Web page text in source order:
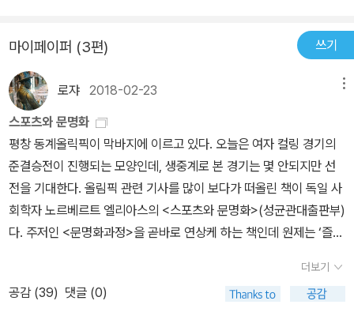
미시적 분석의 열쇠들로 제공되고, 또한 실증적으로 구체적인 자료들
이 그 객관성을 보증해 내고 있다. 9장부터 12장까지는 주로 현대 스
포츠와 폭력성(훌리거니즘) 문제에 주안한 에릭 더닝만의 저술이다.
엘리아스의 스포츠 사회학을 바탕으로, 그는 폭력과 문명과의 관계를
스포츠를 통해 분석한 결과들을 생산해 왔다. 특히 스포츠와 사회 구
조(사회 연대 방식), 스포츠와 젠더, 스포츠와 욕구 등 스포츠에 대한
사회학적 접근 방식을 다각화시켰다. 특히 ‘축구 훌리거니즘’을 정리
해 놓은 마지막 장은 비교적 최근의 연구를 취합해 엮은 것으로, 심각
한 사회 문제로 대두되어 “글로벌 이슈”로까지 부상한 훌리건의 실체
에 대해 다양한 실증 자료들을 통해 분석함으로써, 이론과 현실적인
마이페이퍼 (3편) 쓰기
로쟈 2018-02-23
스포츠와 문명화
평창 동계올릭픽이 막바지에 이르고 있다. 오늘은 여자 컬링 경기의
준결승전이 진행되는 모양인데, 생중계로 본 경기는 몇 안되지만 선
전을 기대한다. 올림픽 관련 기사를 많이 보다가 떠올린 책이 독일 사
회학자 노르베르트 엘리아스의 <스포츠와 문명화>(성균관대출판부)
다. 주저인 <문명화과정>을 곧바로 연상케 하는 책인데 원제는 ‘즐거
문명사가 노르베르트 엘리아스와 그의 제자였던 에릭 더닝이 공저한
<즐거움에 대한 탐구―문명화 과정에서 스포츠와 레저Quest for E
더보기
공감 (39) 댓글 (0)